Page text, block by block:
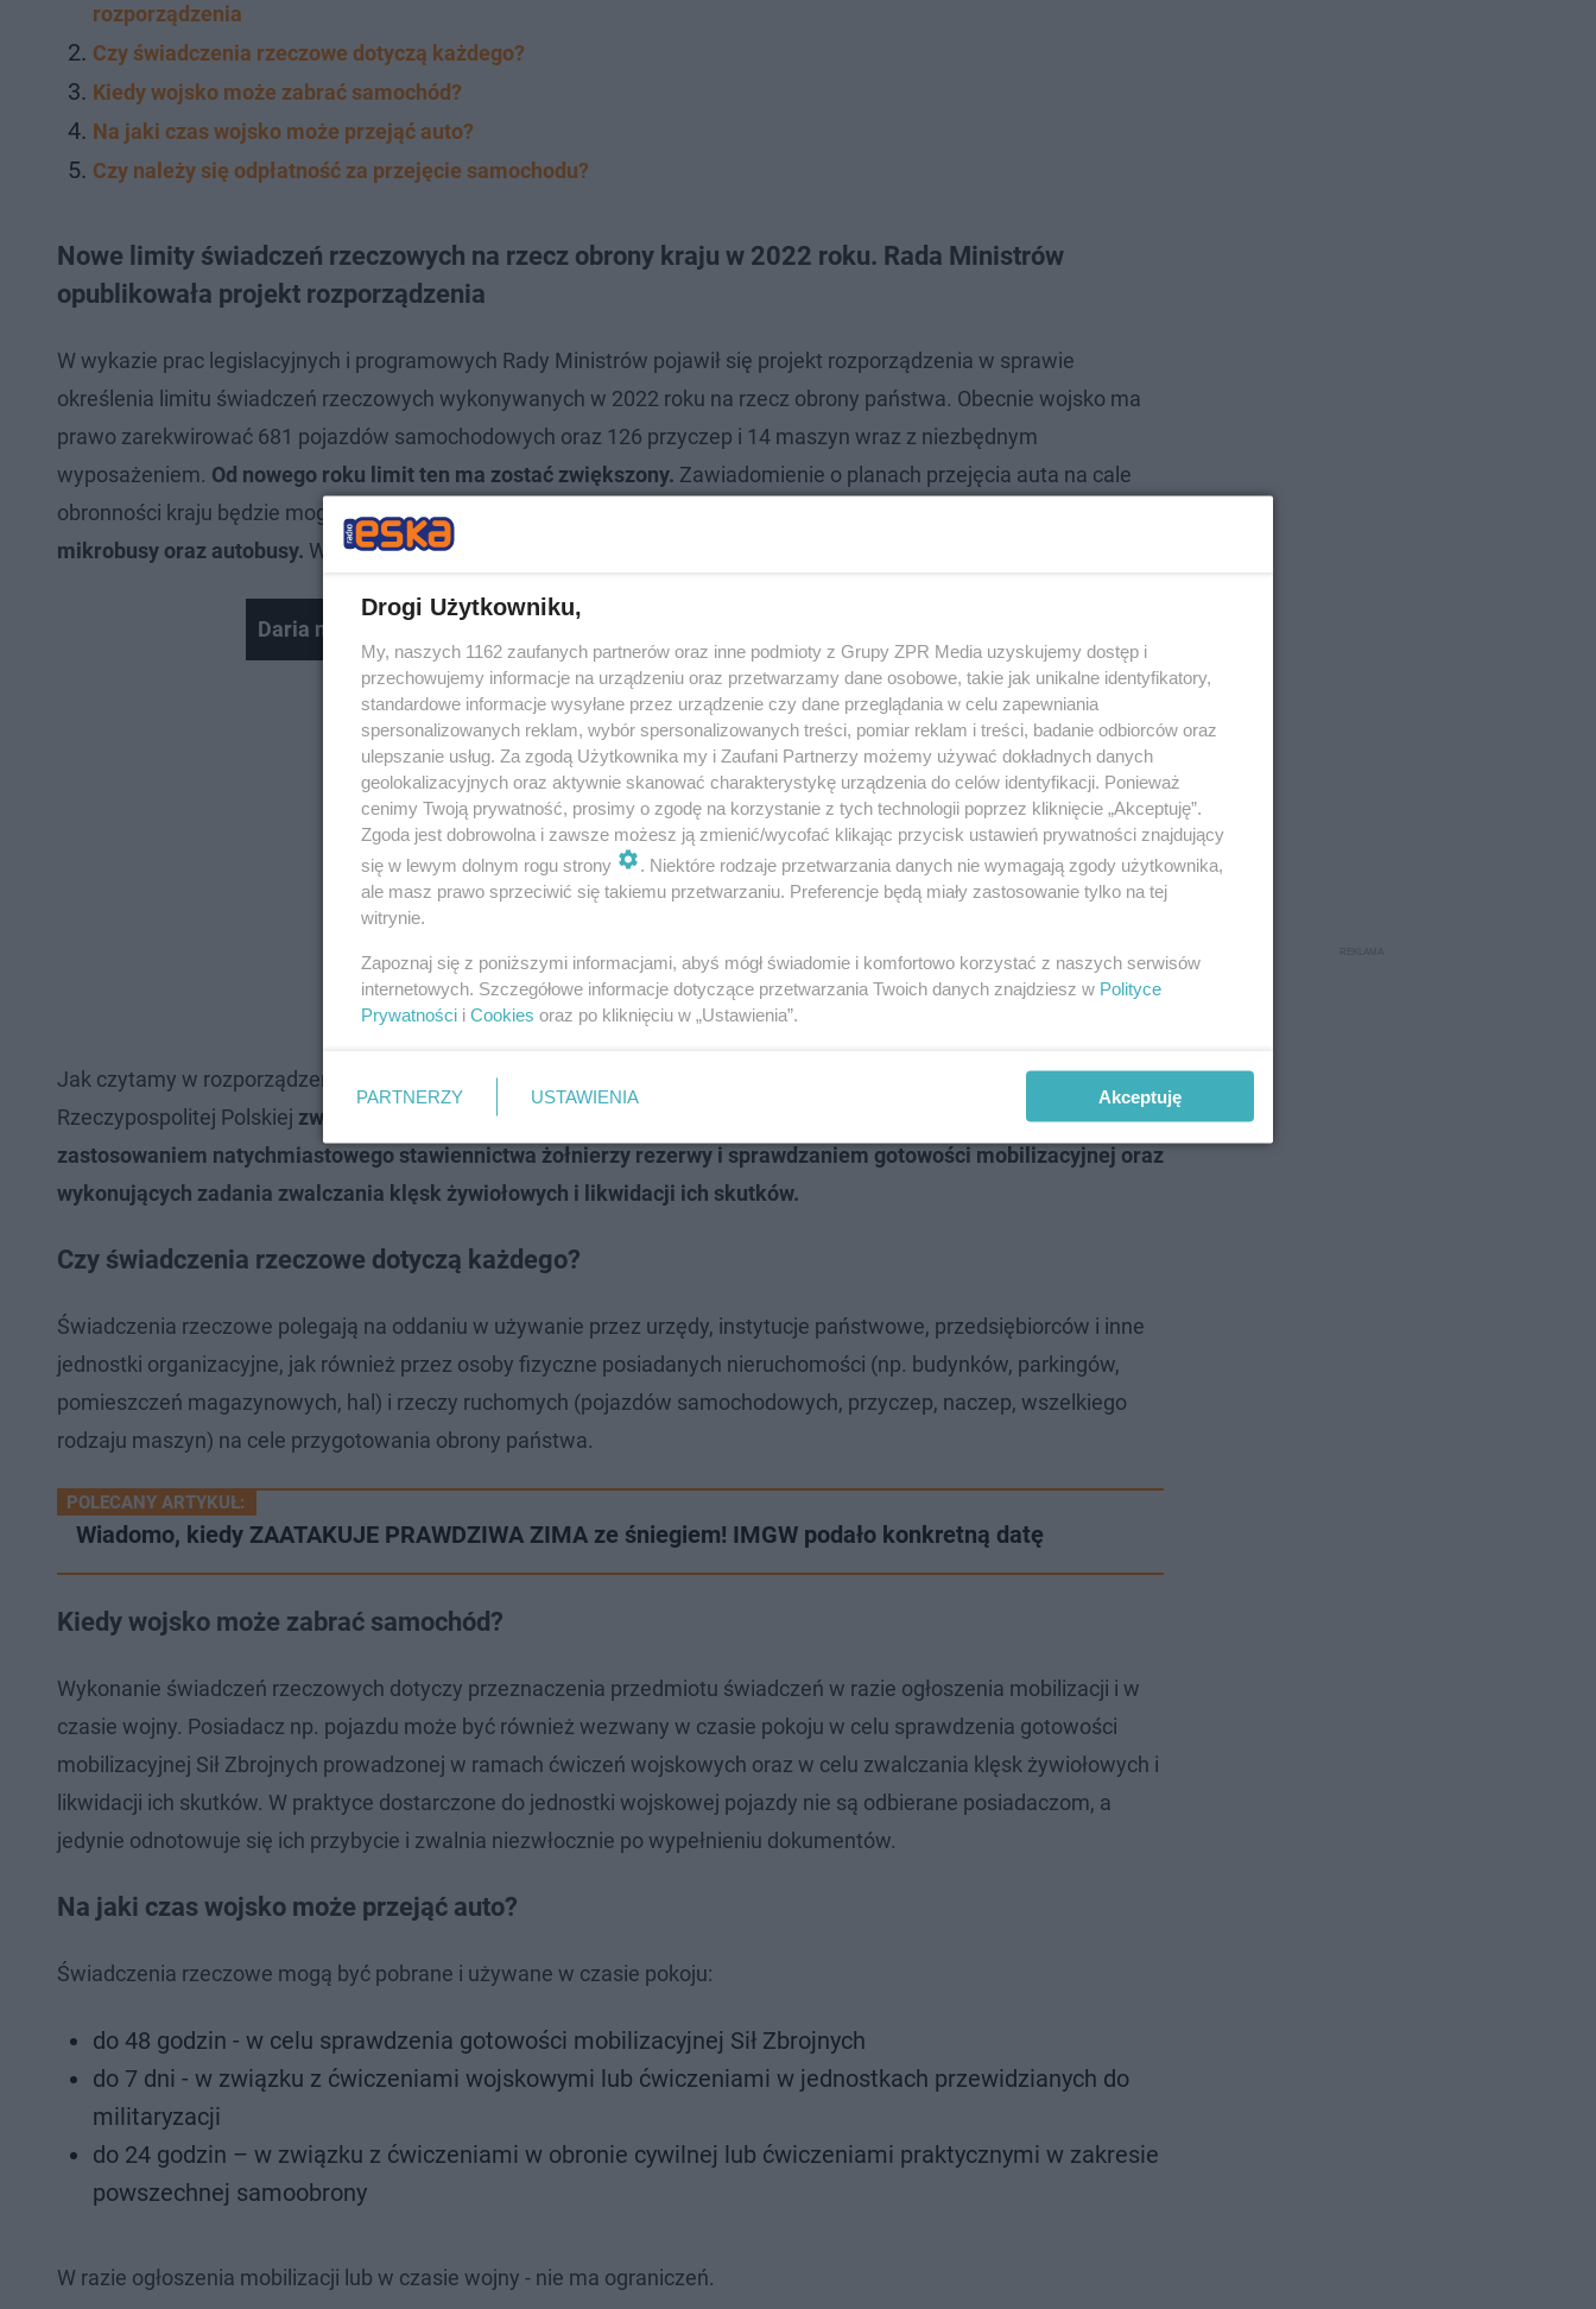
rozporządzenia
Czy świadczenia rzeczowe dotyczą każdego?
Kiedy wojsko może zabrać samochód?
Na jaki czas wojsko może przejąć auto?
Czy należy się odpłatność za przejęcie samochodu?
Nowe limity świadczeń rzeczowych na rzecz obrony kraju w 2022 roku. Rada Ministrów
opublikowała projekt rozporządzenia
W wykazie prac legislacyjnych i programowych Rady Ministrów pojawił się projekt rozporządzenia w sprawie
określenia limitu świadczeń rzeczowych wykonywanych w 2022 roku na rzecz obrony państwa. Obecnie wojsko ma
prawo zarekwirować 681 pojazdów samochodowych oraz 126 przyczep i 14 maszyn wraz z niezbędnym
wyposażeniem. Od nowego roku limit ten ma zostać zwiększony. Zawiadomienie o planach przejęcia auta na cale
obronności kraju będzie mogło otrzymać716 właścicieli samochodów takich jak pojazdy typu SUV, dostawcze,
mikrobusy oraz autobusy. W projekcie uwzględniono też
Daria niczym Amy Winehouse. Magiczne wykonanie w ESKA Live
Jak czytamy w rozporządzeniu, pojazdy mogą zostać zajęte na potrzeby jednostek organizacyjnych Sił Zbrojnych
Rzeczypospolitej Polskiej związane z przeprowadzaniem ćwiczeń wojskowych, w tym organizowanych z
zastosowaniem natychmiastowego stawiennictwa żołnierzy rezerwy i sprawdzaniem gotowości mobilizacyjnej oraz
wykonujących zadania zwalczania klęsk żywiołowych i likwidacji ich skutków.
Czy świadczenia rzeczowe dotyczą każdego?
Świadczenia rzeczowe polegają na oddaniu w używanie przez urzędy, instytucje państwowe, przedsiębiorców i inne
jednostki organizacyjne, jak również przez osoby fizyczne posiadanych nieruchomości (np. budynków, parkingów,
pomieszczeń magazynowych, hal) i rzeczy ruchomych (pojazdów samochodowych, przyczep, naczep, wszelkiego
rodzaju maszyn) na cele przygotowania obrony państwa.
POLECANY ARTYKUŁ:
Wiadomo, kiedy ZAATAKUJE PRAWDZIWA ZIMA ze śniegiem! IMGW podało konkretną datę
Kiedy wojsko może zabrać samochód?
Wykonanie świadczeń rzeczowych dotyczy przeznaczenia przedmiotu świadczeń w razie ogłoszenia mobilizacji i w
czasie wojny. Posiadacz np. pojazdu może być również wezwany w czasie pokoju w celu sprawdzenia gotowości
mobilizacyjnej Sił Zbrojnych prowadzonej w ramach ćwiczeń wojskowych oraz w celu zwalczania klęsk żywiołowych i
likwidacji ich skutków. W praktyce dostarczone do jednostki wojskowej pojazdy nie są odbierane posiadaczom, a
jedynie odnotowuje się ich przybycie i zwalnia niezwłocznie po wypełnieniu dokumentów.
Na jaki czas wojsko może przejąć auto?
Świadczenia rzeczowe mogą być pobrane i używane w czasie pokoju:
do 48 godzin - w celu sprawdzenia gotowości mobilizacyjnej Sił Zbrojnych
do 7 dni - w związku z ćwiczeniami wojskowymi lub ćwiczeniami w jednostkach przewidzianych do
militaryzacji
do 24 godzin – w związku z ćwiczeniami w obronie cywilnej lub ćwiczeniami praktycznymi w zakresie
powszechnej samoobrony
W razie ogłoszenia mobilizacji lub w czasie wojny - nie ma ograniczeń.
Drogi Użytkowniku,
My, naszych 1162 zaufanych partnerów oraz inne podmioty z Grupy ZPR Media uzyskujemy dostęp i
przechowujemy informacje na urządzeniu oraz przetwarzamy dane osobowe, takie jak unikalne identyfikatory,
standardowe informacje wysyłane przez urządzenie czy dane przeglądania w celu zapewniania
spersonalizowanych reklam, wybór spersonalizowanych treści, pomiar reklam i treści, badanie odbiorców oraz
ulepszanie usług. Za zgodą Użytkownika my i Zaufani Partnerzy możemy używać dokładnych danych
geolokalizacyjnych oraz aktywnie skanować charakterystykę urządzenia do celów identyfikacji. Ponieważ
cenimy Twoją prywatność, prosimy o zgodę na korzystanie z tych technologii poprzez kliknięcie „Akceptuję”.
Zgoda jest dobrowolna i zawsze możesz ją zmienić/wycofać klikając przycisk ustawień prywatności znajdujący
się w lewym dolnym rogu strony
. Niektóre rodzaje przetwarzania danych nie wymagają zgody użytkownika,
ale masz prawo sprzeciwić się takiemu przetwarzaniu. Preferencje będą miały zastosowanie tylko na tej
witrynie.
Zapoznaj się z poniższymi informacjami, abyś mógł świadomie i komfortowo korzystać z naszych serwisów
internetowych. Szczegółowe informacje dotyczące przetwarzania Twoich danych znajdziesz w Polityce
Prywatności i Cookies oraz po kliknięciu w „Ustawienia”.
PARTNERZY USTAWIENIA Akceptuję